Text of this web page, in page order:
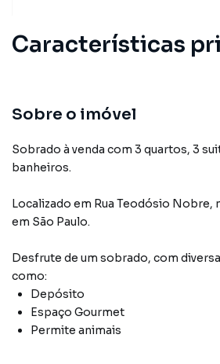
Características
Sobre o imóvel
Sobrado à venda com 3 quartos, 3
banheiros.
Localizado em Rua Teodósio Nobre,
em São Paulo.
Desfrute de um sobrado, com
como:
Depósito
Espaço Gourmet
Permite animais